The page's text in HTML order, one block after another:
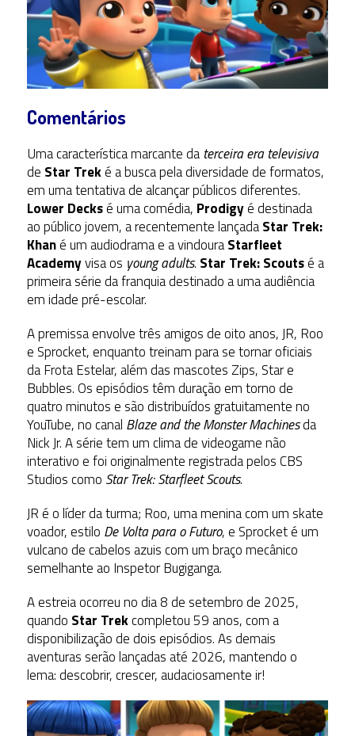
Comentários
Uma característica marcante daterceira era televisiva
de Star Treké a busca pela diversidade de formatos,
em uma tentativa de alcançar públicos diferentes.
Lower Decksé uma comédia, Prodigyé destinada
ao público jovem, a recentemente lançadaStar Trek:
Khané um audiodrama e a vindouraStarfleet
Academyvisa os young adults. Star Trek: Scoutsé a
primeira série da franquia destinado a uma audiência
em idade pré-escolar.
A premissa envolve três amigos de oito anos, JR, Roo
e Sprocket, enquanto treinam para se tornar oficiais
da Frota Estelar, além das mascotes Zips, Star e
Bubbles. Os episódios têm duração em torno de
quatro minutos e são distribuídos gratuitamente no
YouTube, no canal Blaze and the Monster Machinesda
Nick Jr. A série tem um clima de videogame não
interativo e foi originalmente registrada pelos CBS
Studios como Star Trek: Starfleet Scouts.
JR é o líder da turma; Roo, uma menina com um skate
voador, estilo De Volta para o Futuro, e Sprocket é um
vulcano de cabelos azuis com um braço mecânico
semelhante ao Inspetor Bugiganga.
A estreia ocorreu no dia 8 de setembro de 2025,
quando Star Trekcompletou 59 anos, com a
disponibilização de dois episódios. As demais
aventuras serão lançadas até 2026, mantendo o
lema: descobrir, crescer, audaciosamente ir!